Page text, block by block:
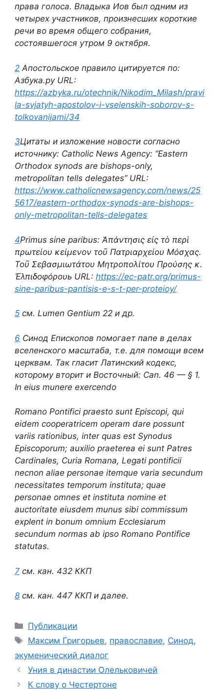
права голоса. Владыка Иов был одним из
четырех участников, произнесших короткие
речи во время общего собрания,
состоявшегося утром 9 октября.
2 Апостольское правило цитируется по:
Азбука.ру URL:
https://azbyka.ru/otechnik/Nikodim_Milash/pravi
la-svjatyh-apostolov-i-vselenskih-soborov-s-
tolkovanijami/34
3Цитаты и изложение новости согласно
источнику: Catholic News Agency: “Eastern
Orthodox synods are bishops-only,
metropolitan tells delegates” URL:
https://www.catholicnewsagency.com/news/25
5617/eastern-orthodox-synods-are-bishops-
only-metropolitan-tells-delegates
4Primus sine paribus: Ἁπάντησις εἰς τὸ περὶ
πρωτείου κείμενον τοῦ Πατριαρχείου Μόσχας.
Τοῦ Σεβασμιωτάτου Μητροπολίτου Προύσης κ.
Ἐλπιδοφόρουь URL: https://ec-patr.org/primus-
sine-paribus-pantisis-e-s-t-per-proteioy/
5 см. Lumen Gentium 22 и др.
6 Синод Епископов помогает папе в делах
вселенского масштаба, т.е. для помощи всем
церквам. Так гласит Латинский кодекс,
которому вторит и Восточный: Can. 46 — § 1.
In eius munere exercendo
Romano Pontifici praesto sunt Episcopi, qui
eidem cooperatricem operam dare possunt
variis rationibus, inter quas est Synodus
Episcoporum; auxilio praeterea ei sunt Patres
Cardinales, Curia Romana, Legati pontificii
necnon aliae personae itemque varia secundum
necessitates temporum instituta; quae
personae omnes et instituta nomine et
auctoritate eiusdem munus sibi commissum
explent in bonum omnium Ecclesiarum
secundum normas ab ipso Romano Pontifice
statutas.
7 см. кан. 432 ККП
8 см. кан. 447 ККП и далее.
Рубрики
Публикации
Метки
Максим Григорьев, православие, Синод,
экуменический диалог
Уния в династии Олельковичей
К слову о Честертоне